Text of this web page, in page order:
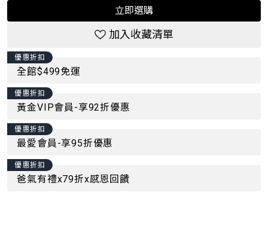
立即選購
加入收藏清單
優惠折扣
全館$499免運
優惠折扣
黃金VIP會員-享92折優惠
優惠折扣
最愛會員-享95折優惠
優惠折扣
爸氣有禮x79折x感恩回饋